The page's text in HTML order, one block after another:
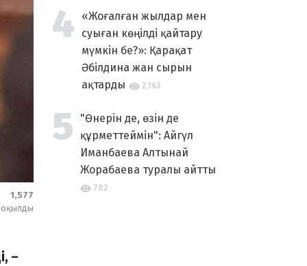
1,577
оқылды
–
«Жоғалған жылдар мен
суыған көңілді қайтару
мүмкін бе?»: Қарақат
Әбілдина жан сырын
ақтарды
2,163
"Өнерін де, өзін де
құрметтеймін": Айгүл
Иманбаева Алтынай
Жорабаева туралы айтты
782